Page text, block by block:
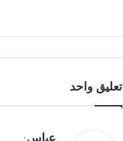
تعليق واحد
ي
عباس